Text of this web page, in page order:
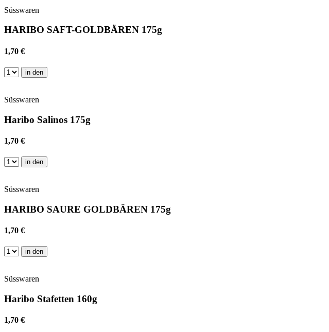
Süsswaren
HARIBO SAFT-GOLDBÄREN 175g
1,70 €
in den
Süsswaren
Haribo Salinos 175g
1,70 €
in den
Süsswaren
HARIBO SAURE GOLDBÄREN 175g
1,70 €
in den
Süsswaren
Haribo Stafetten 160g
1,70 €